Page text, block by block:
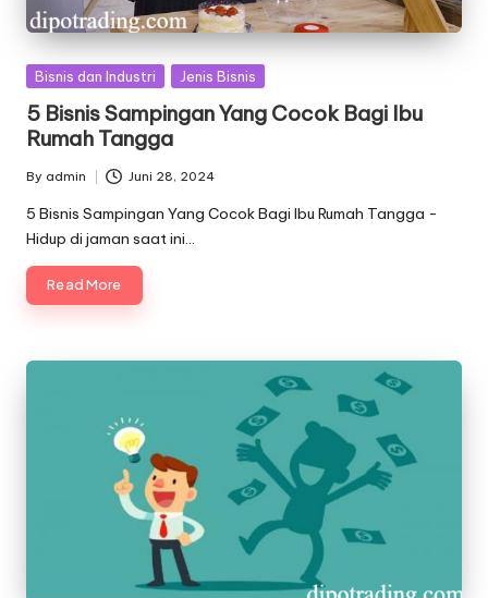
Posted
Bisnis dan Industri Jenis Bisnis
5 Bisnis Sampingan Yang Cocok Bagi Ibu
Rumah Tangga
Posted
by
By admin Juni 28, 2024
5 Bisnis Sampingan Yang Cocok Bagi Ibu Rumah Tangga -
Hidup di jaman saat ini…
Read More